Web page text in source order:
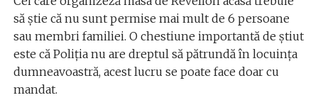
să știe că nu sunt permise mai mult de 6 persoane
sau membri familiei. O chestiune importantă de știut
este că Poliția nu are dreptul să pătrundă în locuința
dumneavoastră, acest lucru se poate face doar cu
mandat.